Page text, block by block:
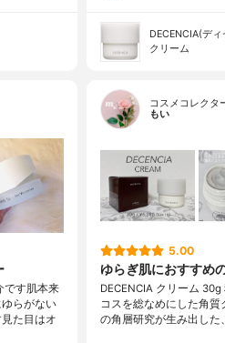
DECENCIA(デ
クリーム
です肌本来
らがない
た目はオ
コスメコレクタ
もい
5.00
ゆらぎ肌におすすめ
DECENCIA クリーム
コスを総なめにした角
の角層研究が生み出し